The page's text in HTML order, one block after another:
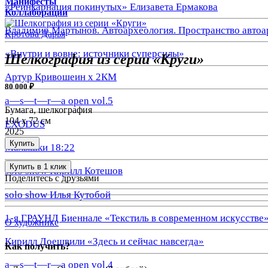
«Реинкарнация покинутых» Елизавета Ермакова
Владимир Мартынов. Автоархеология. Пространство
«Внутри и вовне: источники суперсилы»
Артур Кривошеин х 2КМ
a—s—t—r—a open vol.5
EXODUS
Малышки 18:22
solo show Кирилл Котешов
solo show Илья Кутобой
1-я ГРАУНД Биеннале «Текстиль в современном искусстве»
Кирилл Доешвили «Здесь и сейчас навсегда»
a—s—t—r—a open vol.4
Коллаборации
Кротова Дарья
Шелкoграфия из серии «Круги»
80 000 ₽
Бумага, шелкография
104 х 72 см
2025
Купить
Купить в 1 клик
Поделитесь с друзьями
О художнике
Как получить?